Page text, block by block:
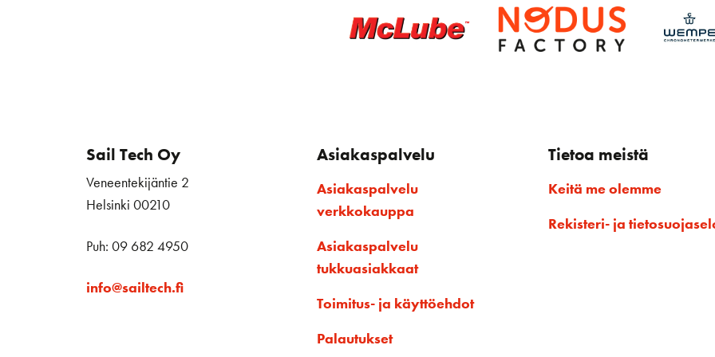
Sail Tech Oy
Veneentekijäntie 2
Helsinki 00210
Puh: 09 682 4950
info@sailtech.fi
Asiakaspalvelu
Asiakaspalvelu
verkkokauppa
Asiakaspalvelu
tukkuasiakkaat
Toimitus- ja käyttöehdot
Palautukset
Tietoa meistä
Keitä me olemme
Rekisteri- ja